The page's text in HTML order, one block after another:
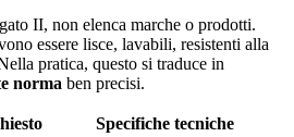
II, non elenca marche o prodotti.
essere lisce, lavabili, resistenti alla
pratica, questo si traduce in
norma ben precisi.
Specifiche tecniche